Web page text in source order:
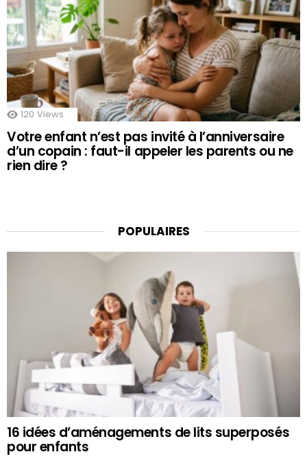
120 Views
Votre enfant n’est pas invité à l’anniversaire
d’un copain : faut-il appeler les parents ou ne
rien dire ?
POPULAIRES
16 idées d’aménagements de lits superposés
pour enfants